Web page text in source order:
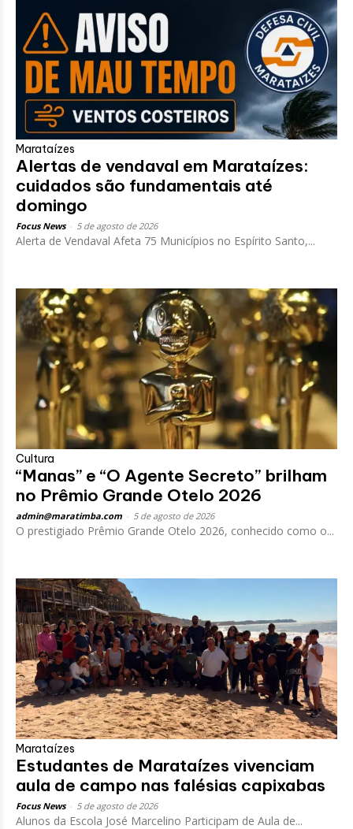
Marataízes
Alertas de vendaval em Marataízes:
cuidados são fundamentais até
domingo
Focus News 5 de agosto de 2026
Alerta de Vendaval Afeta 75 Municípios no Espírito Santo,...
Cultura
“Manas” e “O Agente Secreto” brilham
no Prêmio Grande Otelo 2026
admin@maratimba.com 5 de agosto de 2026
O prestigiado Prêmio Grande Otelo 2026, conhecido como o...
Marataízes
Estudantes de Marataízes vivenciam
aula de campo nas falésias capixabas
Focus News 5 de agosto de 2026
Alunos da Escola José Marcelino Participam de Aula de...